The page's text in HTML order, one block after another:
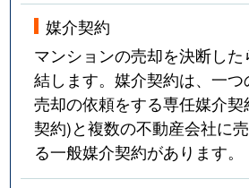
媒介契約
マンションの売却を決断し
結します。媒介契約は、一
売却の依頼をする専任媒介
契約)と複数の不動産会社に
る一般媒介契約があります。